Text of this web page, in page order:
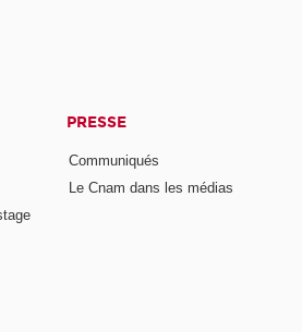
PRESSE
Communiqués
Le Cnam dans les médias